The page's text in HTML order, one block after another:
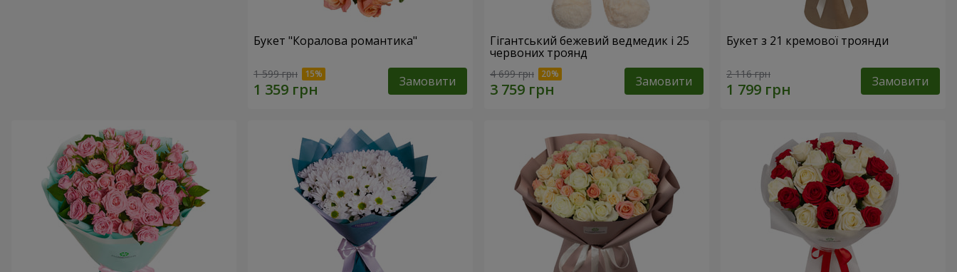
Букет "Коралова романтика"
1 599 грн Замовити
Гігантський бежевий ведмедик і 25
червоних троянд
4 699 грн Замовити
Букет з 21 кремової троянди
2 116 грн Замовити